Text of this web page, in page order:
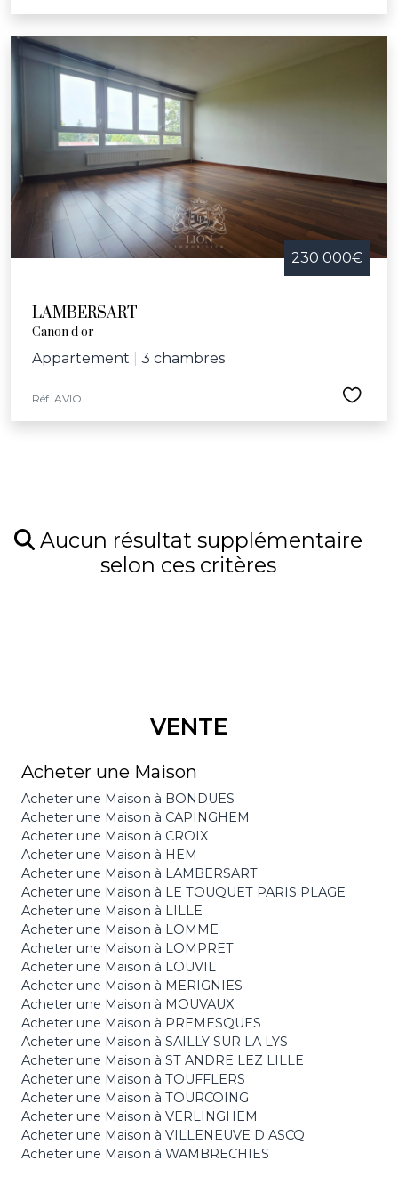
230 000€
LAMBERSART
Canon d or
Appartement 3 chambres
Réf. AVIO
Aucun résultat supplémentaire
selon ces critères
VENTE
Acheter une Maison
Acheter une Maison à BONDUES
Acheter une Maison à CAPINGHEM
Acheter une Maison à CROIX
Acheter une Maison à HEM
Acheter une Maison à LAMBERSART
Acheter une Maison à LE TOUQUET PARIS PLAGE
Acheter une Maison à LILLE
Acheter une Maison à LOMME
Acheter une Maison à LOMPRET
Acheter une Maison à LOUVIL
Acheter une Maison à MERIGNIES
Acheter une Maison à MOUVAUX
Acheter une Maison à PREMESQUES
Acheter une Maison à SAILLY SUR LA LYS
Acheter une Maison à ST ANDRE LEZ LILLE
Acheter une Maison à TOUFFLERS
Acheter une Maison à TOURCOING
Acheter une Maison à VERLINGHEM
Acheter une Maison à VILLENEUVE D ASCQ
Acheter une Maison à WAMBRECHIES